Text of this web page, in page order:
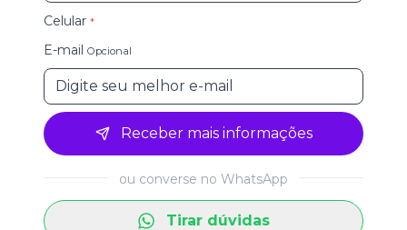
Celular *
E-mail Opcional
Receber mais informações
ou converse no WhatsApp
Tirar dúvidas